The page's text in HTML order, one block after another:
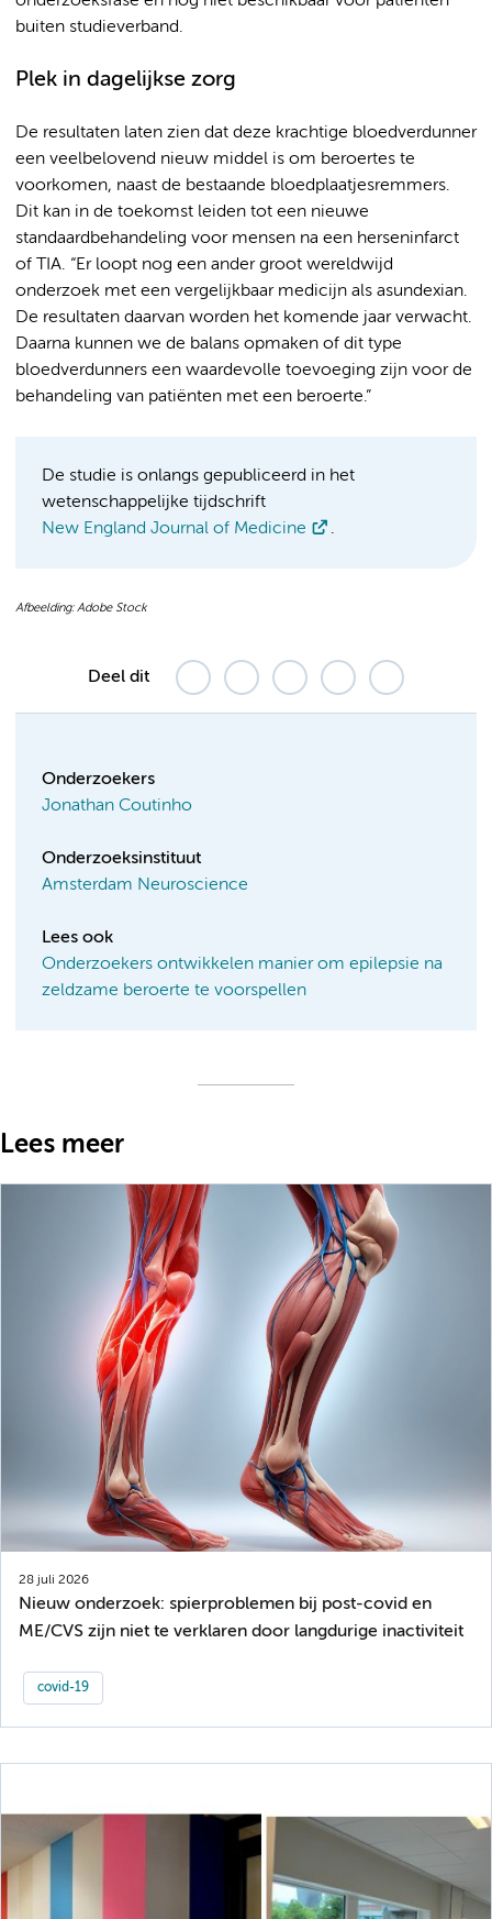
buiten studieverband.
Plek in dagelijkse zorg
De resultaten laten zien dat deze krachtige bloedverdunner
een veelbelovend nieuw middel is om beroertes te
voorkomen, naast de bestaande bloedplaatjesremmers.
Dit kan in de toekomst leiden tot een nieuwe
standaardbehandeling voor mensen na een herseninfarct
of TIA. “Er loopt nog een ander groot wereldwijd
onderzoek met een vergelijkbaar medicijn als asundexian.
De resultaten daarvan worden het komende jaar verwacht.
Daarna kunnen we de balans opmaken of dit type
bloedverdunners een waardevolle toevoeging zijn voor de
behandeling van patiënten met een beroerte.”
De studie is onlangs gepubliceerd in het
wetenschappelijke tijdschrift
New England Journal of Medicine
.
Afbeelding: Adobe Stock
Deel dit
Onderzoekers
Jonathan Coutinho
Onderzoeksinstituut
Amsterdam Neuroscience
Lees ook
Onderzoekers ontwikkelen manier om epilepsie na
zeldzame beroerte te voorspellen
Lees meer
28 juli 2026
Nieuw onderzoek: spierproblemen bij post-covid en
ME/CVS zijn niet te verklaren door langdurige inactiviteit
covid-19